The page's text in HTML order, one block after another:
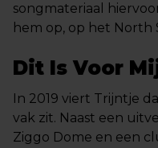
songmateriaal
hem op, op het North
Dit Is Voor
In 2019 viert Trijntje
vak zit. Naast een
Ziggo Dome en een